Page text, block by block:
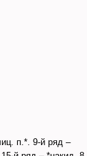
п.*. 9-й ряд –